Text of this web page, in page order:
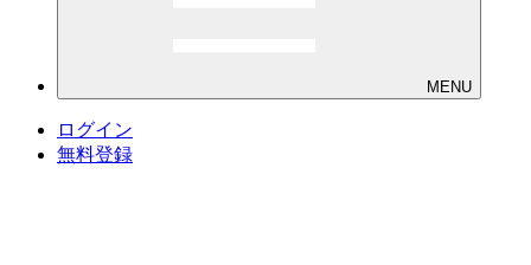
MENU
ログイン
無料登録